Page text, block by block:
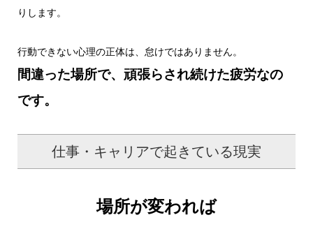
りします。
行動できない心理の正体は、怠けではありません。
間違った場所で、頑張らされ続けた疲労なの
です。
仕事・キャリアで起きている現実
場所が変われば